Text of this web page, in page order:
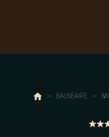
> BALNÉAIRE >